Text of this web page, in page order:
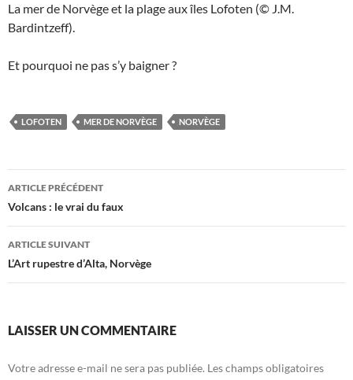
La mer de Norvège et la plage aux îles Lofoten (© J.M.
Bardintzeff).
Et pourquoi ne pas s’y baigner ?
LOFOTEN MER DE NORVÈGE NORVÈGE
Navigation
des
articles
ARTICLE PRÉCÉDENT
Volcans : le vrai du faux
ARTICLE SUIVANT
L’Art rupestre d’Alta, Norvège
LAISSER UN COMMENTAIRE
Votre adresse e-mail ne sera pas publiée. Les champs obligatoires